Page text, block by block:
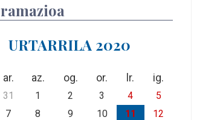
URTARRILA 2020
ar. az. og. or. lr. ig.
31 1 2 3 4
5
7 8 9 10 11
12